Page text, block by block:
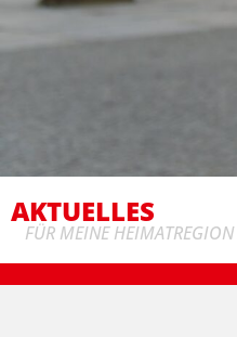
AKTUELLES
FÜR MEINE